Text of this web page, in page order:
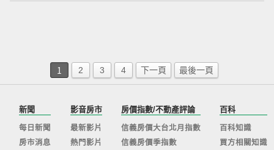
1 2 3 4 下一頁 最後一頁
新聞
每日新聞
房市消息
影音房市
最新影片
熱門影片
房價指數/不動產評論
信義房價大台北月指數
信義房價季指數
百科
百科知識
買方相關知識